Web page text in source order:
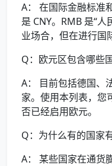
A： 在国际金融标准
是 CNY。RMB 是“
业场合，但在进行国
Q：欧元区包含哪些
A： 目前包括德国、
家。使用本列表，您
否已经启用欧元。
Q：为什么有的国家
A： 某些国家在通货